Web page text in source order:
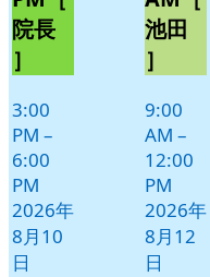
院長
］
3:00
PM –
6:00
PM
2026年
8月10
日
池田
］
9:00
AM –
12:00
PM
2026年
8月12
日